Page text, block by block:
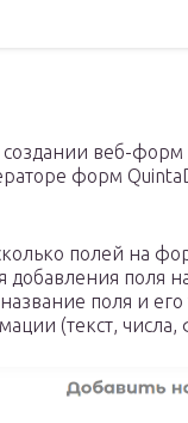
веб-форм
форм
полей на
добавления поля
поля и
(текст, числа,